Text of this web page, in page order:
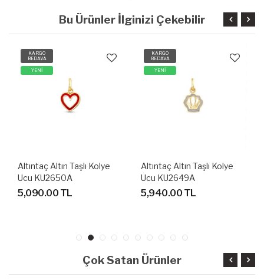
Bu Ürünler İlginizi Çekebilir
KARGO
BEDAVA
YENİ
Altıntaç Altın Taşlı Kolye
Ucu KU2650A
5,090.00 TL
KARGO
BEDAVA
YENİ
Altıntaç Altın Taşlı Kolye
Ucu KU2649A
5,940.00 TL
Çok Satan Ürünler